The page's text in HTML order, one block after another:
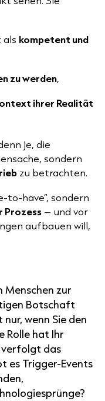
kompetent und
zu werden,
ihrer Realität
je, die
sondern
zu betrachten.
to-have“, sondern
– und vor
aufbauen will,
zur
Botschaft
wenn Sie den
Rolle hat Ihr
verfolgt das
es Trigger-Events